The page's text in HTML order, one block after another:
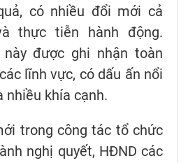
có nhiều đổi mới cả
thực tiễn hành động.
được ghi nhận toàn
lĩnh vực, có dấu ấn nổi
nhiều khía cạnh.
trong công tác tổ chức
nghị quyết, HĐND các